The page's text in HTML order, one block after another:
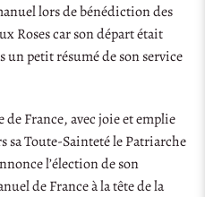
lors de bénédiction des
Roses car son départ était
petit résumé de son service
France, avec joie et emplie
sa Toute-Sainteté le Patriarche
l’élection de son
de France à la tête de la